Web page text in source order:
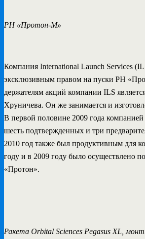
РН «Протон-М»
Компания International Launch Services
эксклюзивным правом на пуски РН
держателям акций компании ILS
Хруничева. Он же занимается и
В первой половине 2009 года
шесть подтвержденных и три
2010 год также был продуктивным для
году и в 2009 году было осуществлено
«Протон».
Ракета Orbital Sciences Pegasus XL,